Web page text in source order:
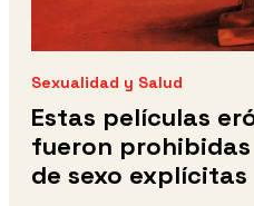
Sexualidad y Salud
Estas películas
fueron prohibidas
de sexo explícitas